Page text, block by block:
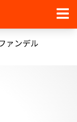
ァンデル